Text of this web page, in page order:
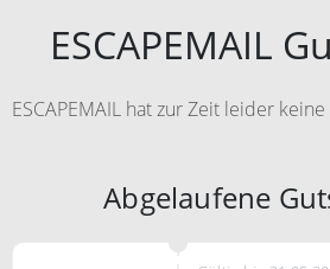
ESCAPEMAIL
ESCAPEMAIL hat zur Zeit leider
Abgelaufene